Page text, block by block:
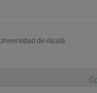
de Alcalá